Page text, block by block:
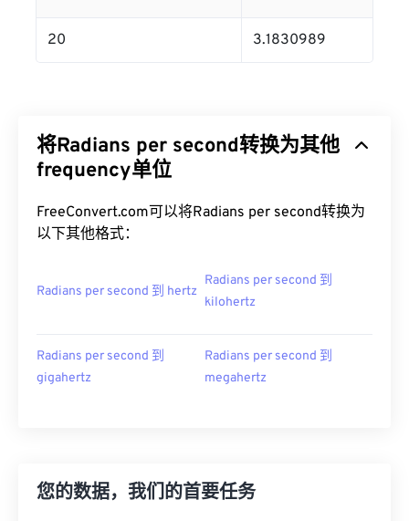
20 3.1830989
将Radians per second转换为其他
frequency单位
FreeConvert.com可以将Radians per second转换为
以下其他格式：
Radians per second 到 hertz
Radians per second 到
kilohertz
Radians per second 到
gigahertz
Radians per second 到
megahertz
您的数据，我们的首要任务